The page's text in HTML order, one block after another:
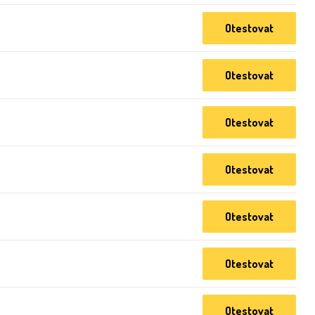
Otestovat
Otestovat
Otestovat
Otestovat
Otestovat
Otestovat
Otestovat